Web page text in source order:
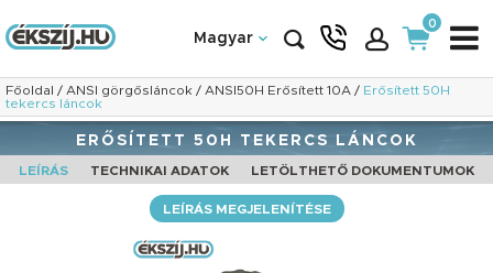
Magyar
0
Főoldal / ANSI görgősláncok / ANSI50H Erősített 10A / Erősített 50H
tekercs láncok
ERŐSÍTETT 50H TEKERCS LÁNCOK
LEÍRÁS TECHNIKAI ADATOK LETÖLTHETŐ DOKUMENTUMOK
LEÍRÁS MEGJELENÍTÉSE